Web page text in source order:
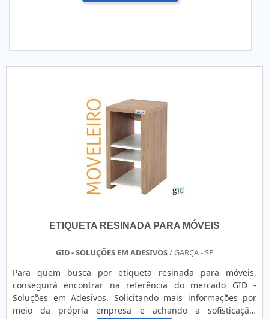
ETIQUETA RESINADA PARA MÓVEIS
GID - SOLUÇÕES EM ADESIVOS/ GARÇA - SP
Para quem busca por etiqueta resinada para móveis,
conseguirá encontrar na referência do mercado GID -
Soluções em Adesivos. Solicitando mais informações por
meio da própria empresa e achando a sofisticação,